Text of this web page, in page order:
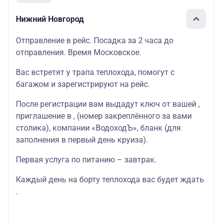
Нижний Новгород
Отправление в рейс. Посадка за 2 часа до
отправления. Время Московское.
Вас встретят у трапа теплохода, помогут с
багажом и зарегистрируют на рейс.
После регистрации вам выдадут ключ от вашей ,
приглашение в , (номер закреплённого за вами
столика), компании «ВодоходЪ», бланк (для
заполнения в первый день круиза).
Первая услуга по питанию – завтрак.
Каждый день на борту теплохода вас будет ждать
.